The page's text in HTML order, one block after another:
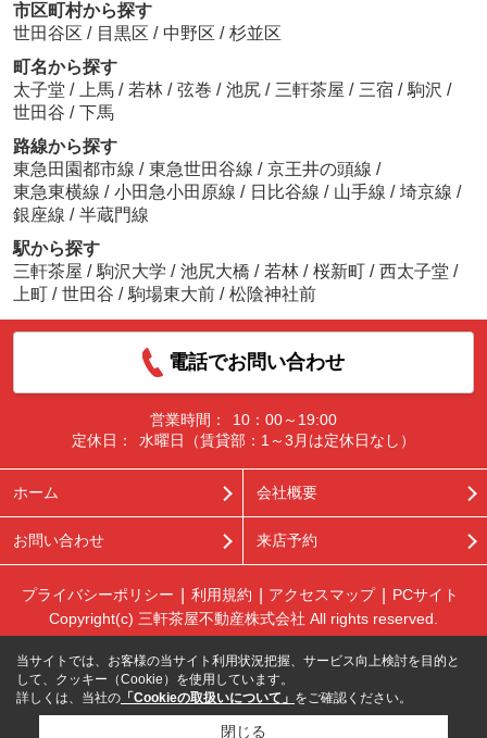
市区町村から探す
世田谷区 / 目黒区 / 中野区 / 杉並区
町名から探す
太子堂 / 上馬 / 若林 / 弦巻 / 池尻 / 三軒茶屋 / 三宿 / 駒沢 /
世田谷 / 下馬
路線から探す
東急田園都市線 / 東急世田谷線 / 京王井の頭線 /
東急東横線 / 小田急小田原線 / 日比谷線 / 山手線 / 埼京線 /
銀座線 / 半蔵門線
駅から探す
三軒茶屋 / 駒沢大学 / 池尻大橋 / 若林 / 桜新町 / 西太子堂 /
上町 / 世田谷 / 駒場東大前 / 松陰神社前
電話でお問い合わせ
営業時間：
10：00～19:00
定休日：
水曜日（賃貸部：1～3月は定休日なし）
ホーム 会社概要
お問い合わせ 来店予約
プライバシーポリシー 利用規約 アクセスマップ
PCサイト
Copyright(c) 三軒茶屋不動産株式会社 All rights reserved.
当サイトでは、お客様の当サイト利用状況把握、サービス向上検討を目的と
して、クッキー（Cookie）を使用しています。
詳しくは、当社の 「Cookieの取扱いについて」 をご確認ください。
閉じる